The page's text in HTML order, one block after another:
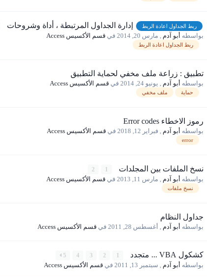
ربط الجداول اعادة الربط إدارة الجداول المرتبطة ، أداة وشروحات
بواسطه أبو آدم , مارس 20, 2014 في قسم الأكسيس Access
ربط الجداول اعادة الربط
تطبيق : زراعة ملف مخفي لحماية التطبيق
بواسطه أبو آدم يونيو 24, 2014 في قسم الأكسيس Access
حماية ملف مخفي
رموز الاخطاء Error codes
بواسطه أبو آدم فبراير 12, 2018 في قسم الأكسيس Access
error
نسخ الملفات بين المجلدات 1
2
بواسطه أبو آدم مارس 11, 2013 في قسم الأكسيس Access
نسخ ملفات
جداول النظام
بواسطه أبو آدم أغسطس 28, 2011 في قسم الأكسيس Access
كشكول VBA ... متجدد 1
2
3
4
5
بواسطه أبو آدم سبتمبر 13, 2011 في قسم الأكسيس Access